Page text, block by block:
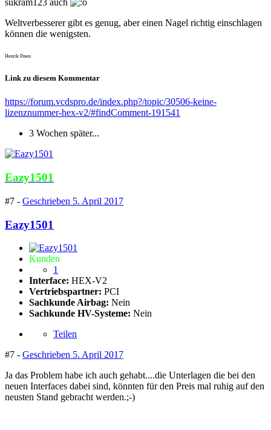
sukram123 auch
Weltverbesserer gibt es genug, aber einen Nagel richtig einschlagen
können die wenigsten.
Henrik Ibsen
Link zu diesem Kommentar
https://forum.vcdspro.de/index.php?/topic/30506-keine-
lizenznummer-hex-v2/#findComment-191541
3 Wochen später...
Eazy1501
#7 - Geschrieben 5. April 2017
Eazy1501
Kunden
1
Interface: HEX-V2
Vertriebspartner: PCI
Sachkunde Airbag: Nein
Sachkunde HV-Systeme: Nein
Teilen
#7 - Geschrieben 5. April 2017
Ja das Problem habe ich auch gehabt....die Unterlagen die bei den
neuen Interfaces dabei sind, könnten für den Preis mal ruhig auf den
neusten Stand gebracht werden.;-)